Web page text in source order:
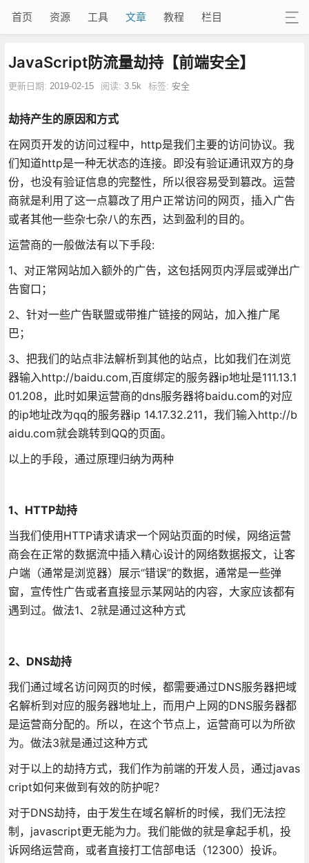
首页 资源 工具 文章 教程 栏目
JavaScript防流量劫持【前端安全】
更新日期: 2019-02-15 阅读: 3.5k 标签: 安全
劫持产生的原因和方式
在网页开发的访问过程中，http是我们主要的访问协议。我
们知道http是一种无状态的连接。即没有验证通讯双方的身
份，也没有验证信息的完整性，所以很容易受到篡改。运营
商就是利用了这一点篡改了用户正常访问的网页，插入广告
或者其他一些杂七杂八的东西，达到盈利的目的。
运营商的一般做法有以下手段:
1、对正常网站加入额外的广告，这包括网页内浮层或弹出广
告窗口；
2、针对一些广告联盟或带推广链接的网站，加入推广尾
巴；
3、把我们的站点非法解析到其他的站点，比如我们在浏览
器输入http://baidu.com,百度绑定的服务器ip地址是111.13.1
01.208，此时如果运营商的dns服务器将baidu.com的对应
的ip地址改为qq的服务器ip 14.17.32.211，我们输入http://b
aidu.com就会跳转到QQ的页面。
以上的手段，通过原理归纳为两种
1、HTTP劫持
当我们使用HTTP请求请求一个网站页面的时候，网络运营
商会在正常的数据流中插入精心设计的网络数据报文，让客
户端（通常是浏览器）展示“错误”的数据，通常是一些弹
窗，宣传性广告或者直接显示某网站的内容，大家应该都有
遇到过。做法1、2就是通过这种方式
2、DNS劫持
我们通过域名访问网页的时候，都需要通过DNS服务器把域
名解析到对应的服务器地址上，而用户上网的DNS服务器都
是运营商分配的。所以，在这个节点上，运营商可以为所欲
为。做法3就是通过这种方式
对于以上的劫持方式，我们作为前端的开发人员，通过javas
cript如何来做到有效的防护呢？
对于DNS劫持，由于发生在域名解析的时候，我们无法控
制，javascript更无能为力。我们能做的就是拿起手机，投
诉网络运营商，或者直接打工信部电话（12300）投诉。